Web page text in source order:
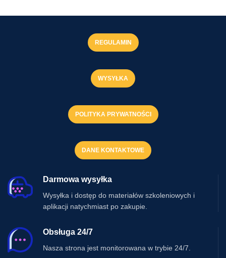
REGULAMIN
WYSYŁKA
POLITYKA PRYWATNOŚCI
DANE KONTAKTOWE
Darmowa wysyłka
Wysyłka i dostęp do materiałów szkoleniowych i
aplikacji natychmiast po zakupie.
Obsługa 24/7
Nasza strona jest monitorowana w trybie 24/7.